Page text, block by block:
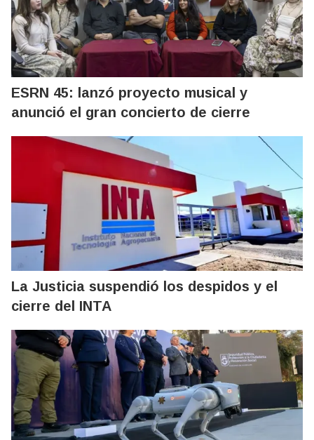
ESRN 45: lanzó proyecto musical y
anunció el gran concierto de cierre
La Justicia suspendió los despidos y el
cierre del INTA